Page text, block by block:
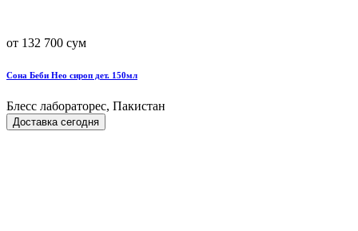
от 132 700 сум
Сона Беби Нео сироп дет. 150мл
Блесс лабораторес, Пакистан
Доставка сегодня